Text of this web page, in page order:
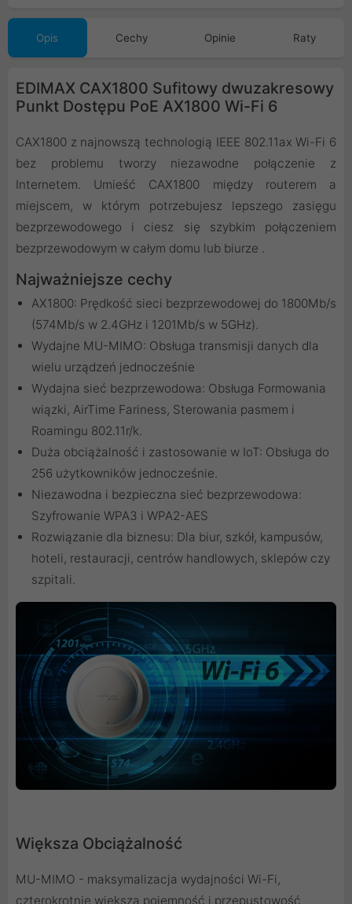
Opis Cechy Opinie Raty
EDIMAX CAX1800 Sufitowy dwuzakresowy
Punkt Dostępu PoE AX1800 Wi-Fi 6
CAX1800 z najnowszą technologią IEEE 802.11ax Wi-Fi 6
bez problemu tworzy niezawodne połączenie z
Internetem. Umieść CAX1800 między routerem a
miejscem, w którym potrzebujesz lepszego zasięgu
bezprzewodowego i ciesz się szybkim połączeniem
bezprzewodowym w całym domu lub biurze .
Najważniejsze cechy
AX1800: Prędkość sieci bezprzewodowej do 1800Mb/s
(574Mb/s w 2.4GHz i 1201Mb/s w 5GHz).
Wydajne MU-MIMO: Obsługa transmisji danych dla
wielu urządzeń jednocześnie
Wydajna sieć bezprzewodowa: Obsługa Formowania
wiązki, AirTime Fariness, Sterowania pasmem i
Roamingu 802.11r/k.
Duża obciążalność i zastosowanie w IoT: Obsługa do
256 użytkowników jednocześnie.
Niezawodna i bezpieczna sieć bezprzewodowa:
Szyfrowanie WPA3 i WPA2-AES
Rozwiązanie dla biznesu: Dla biur, szkół, kampusów,
hoteli, restauracji, centrów handlowych, sklepów czy
szpitali.
Większa Obciążalność
MU-MIMO - maksymalizacja wydajności Wi-Fi,
czterokrotnie większa pojemność i przepustowość